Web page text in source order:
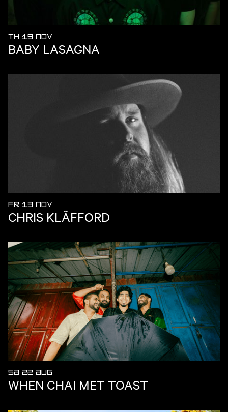
TH 19 NOV
BABY LASAGNA
FR 13 NOV
CHRIS KLÄFFORD
SA 22 AUG
WHEN CHAI MET TOAST